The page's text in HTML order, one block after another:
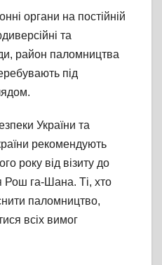
органи на постійній
та
район паломництва
під
України та
рекомендують
року від візиту до
Рош га-Шана. Ті, хто
паломництво,
всіх вимог